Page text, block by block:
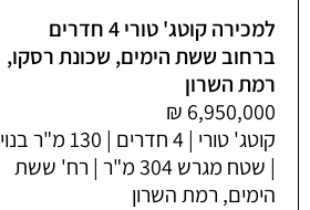
למכירה קוטג' טורי 4 חדרים
ברחוב ששת הימים, שכונת רסקו,
רמת השרון
קוטג' טורי | 4 חדרים | 130 מ"ר בנוי
| שטח מגרש 304 מ"ר | רח' ששת
הימים, רמת השרון